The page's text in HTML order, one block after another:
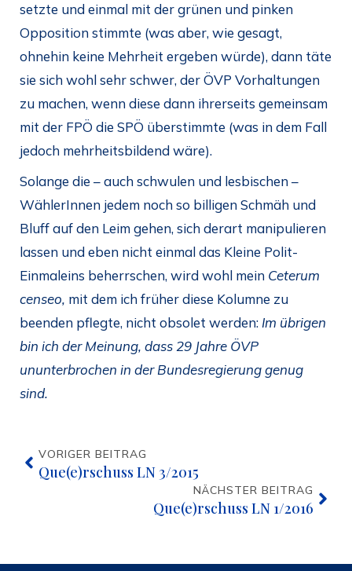
setzte und einmal mit der grünen und pinken
Opposition stimmte (was aber, wie gesagt,
ohnehin keine Mehrheit ergeben würde), dann täte
sie sich wohl sehr schwer, der ÖVP Vorhaltungen
zu machen, wenn diese dann ihrerseits gemeinsam
mit der FPÖ die SPÖ überstimmte (was in dem Fall
jedoch mehrheitsbildend wäre).
Solange die – auch schwulen und lesbischen –
WählerInnen jedem noch so billigen Schmäh und
Bluff auf den Leim gehen, sich derart manipulieren
lassen und eben nicht einmal das Kleine Polit-
Einmaleins beherrschen, wird wohl mein Ceterum
censeo, mit dem ich früher diese Kolumne zu
beenden pflegte, nicht obsolet werden: Im übrigen
bin ich der Meinung, dass 29 Jahre ÖVP
ununterbrochen in der Bundesregierung genug
sind.
VORIGER BEITRAG
Que(e)rschuss LN 3/2015
NÄCHSTER BEITRAG
Que(e)rschuss LN 1/2016